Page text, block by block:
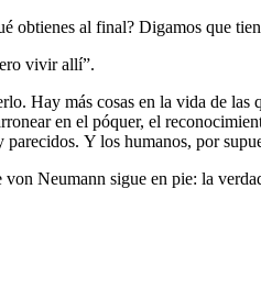
obtienes al final? Digamos que
vivir allí”.
Hay más cosas en la vida de
en el póquer, el
parecidos. Y los humanos, por
Neumann sigue en pie: la